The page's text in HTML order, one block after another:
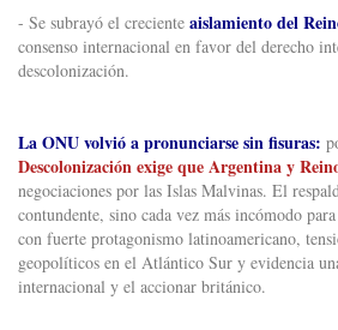
- Se subrayó el creciente aislamiento del
consenso internacional en favor del derecho
descolonización.
La ONU volvió a pronunciarse sin fisuras:
Descolonización exige que Argentina y
negociaciones por las Islas Malvinas. El
contundente, sino cada vez más incómodo
con fuerte protagonismo latinoamericano,
geopolíticos en el Atlántico Sur y evidencia
internacional y el accionar británico.